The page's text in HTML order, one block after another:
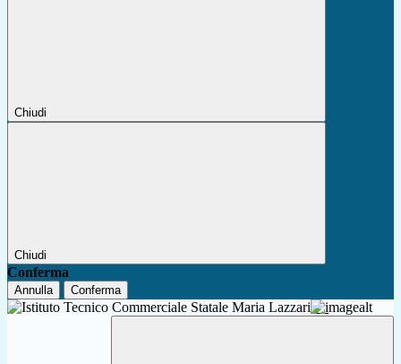
Chiudi
Chiudi
Conferma
Annulla Conferma